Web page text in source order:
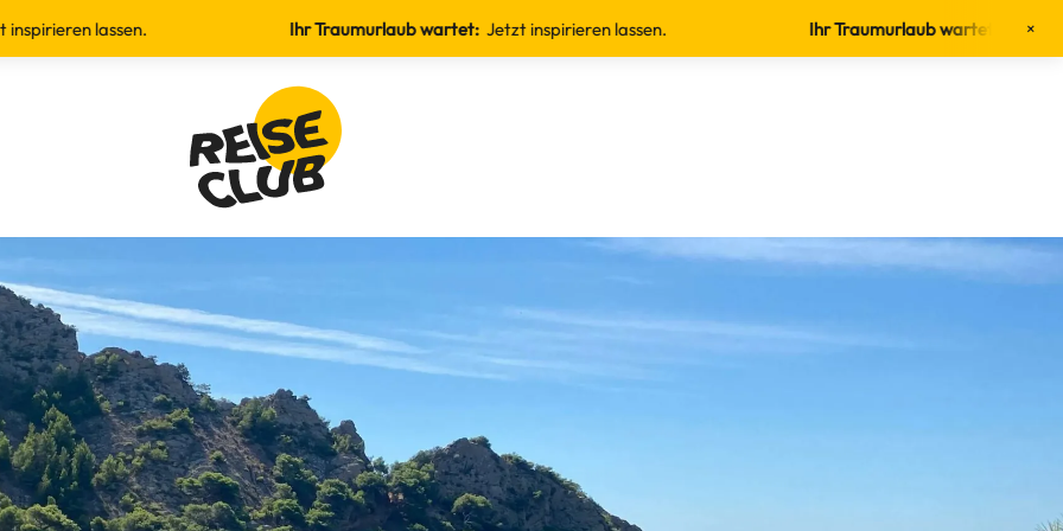
×
Ihr Traumurlaub wartet: Jetzt inspirieren lassen. Ihr Traumurlaub wartet: Jetzt inspirieren